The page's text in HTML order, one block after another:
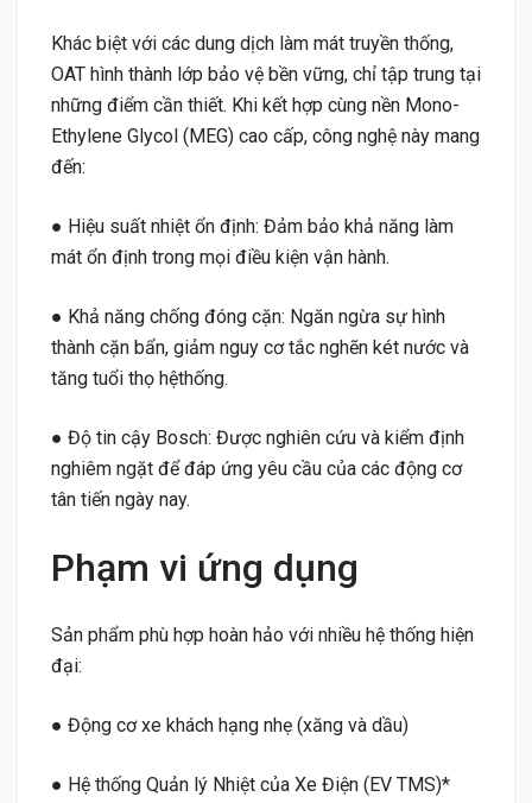
Khác biệt với các dung dịch làm mát truyền thống,
OAT hình thành lớp bảo vệ bền vững, chỉ tập trung tại
những điểm cần thiết. Khi kết hợp cùng nền Mono-
Ethylene Glycol (MEG) cao cấp, công nghệ này mang
đến:
● Hiệu suất nhiệt ổn định: Đảm bảo khả năng làm
mát ổn định trong mọi điều kiện vận hành.
● Khả năng chống đóng cặn: Ngăn ngừa sự hình
thành cặn bẩn, giảm nguy cơ tắc nghẽn két nước và
tăng tuổi thọ hệthống.
● Độ tin cậy Bosch: Được nghiên cứu và kiểm định
nghiêm ngặt để đáp ứng yêu cầu của các động cơ
tân tiến ngày nay.
Phạm vi ứng dụng
Sản phẩm phù hợp hoàn hảo với nhiều hệ thống hiện
đại:
● Động cơ xe khách hạng nhẹ (xăng và dầu)
● Hệ thống Quản lý Nhiệt của Xe Điện (EV TMS)*